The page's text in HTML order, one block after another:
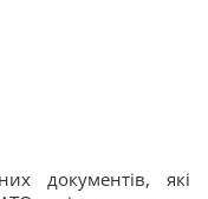
документів, які